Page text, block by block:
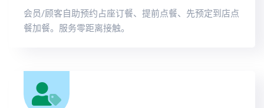
会员/顾客自助预约占座订餐、提前点餐、先预定到店点
餐加餐。服务零距离接触。